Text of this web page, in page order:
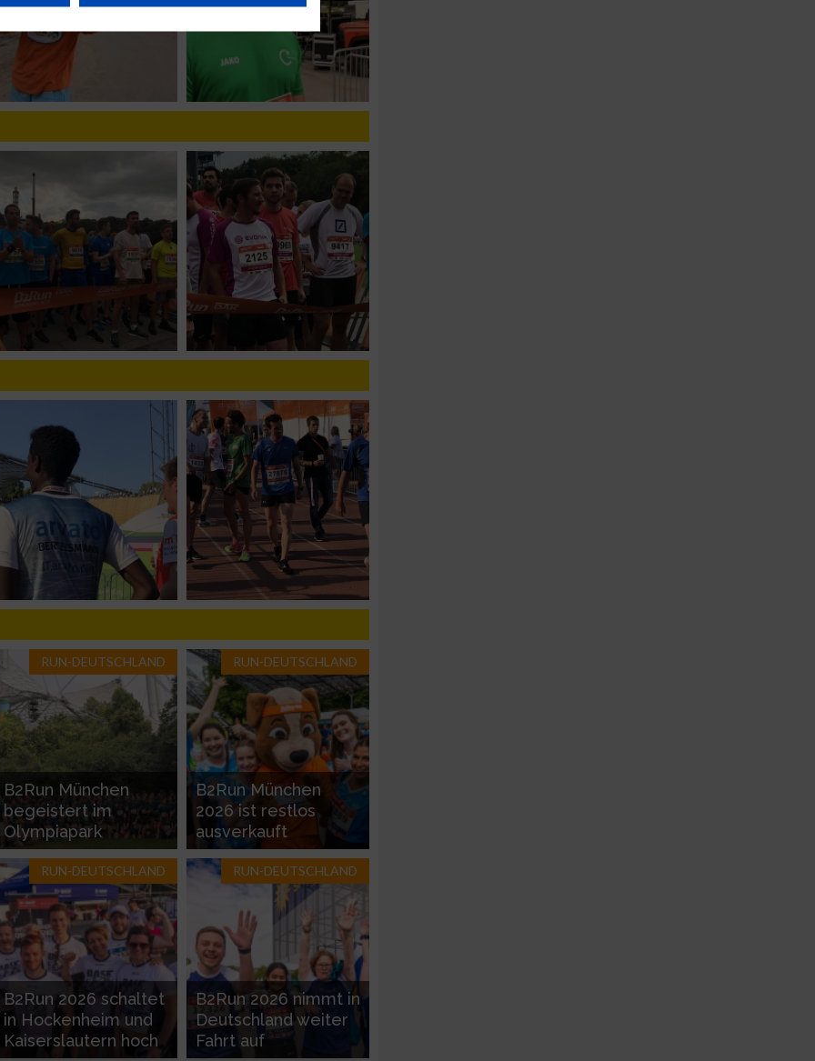
RUN-DEUTSCHLAND
B2Run München
begeistert im
Olympiapark
RUN-DEUTSCHLAND
B2Run München
2026 ist restlos
ausverkauft
RUN-DEUTSCHLAND
B2Run 2026 schaltet
in Hockenheim und
Kaiserslautern hoch
RUN-DEUTSCHLAND
B2Run 2026 nimmt in
Deutschland weiter
Fahrt auf
Daten aus